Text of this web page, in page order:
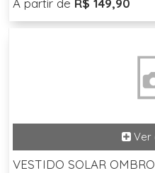
A partir de R$ 149,90
VESTIDO SOLAR OMBRO